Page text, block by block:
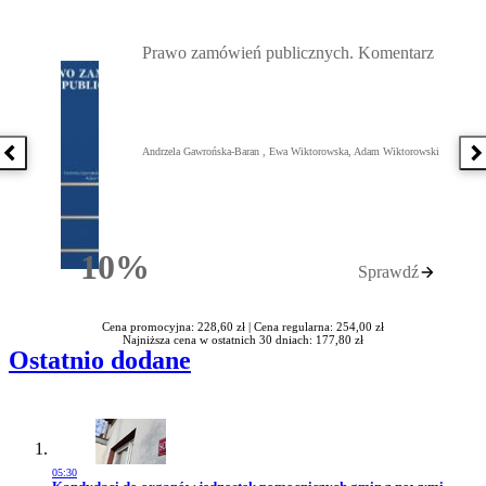
Poprzednia książka
10%Rabatu
Prawo zamówień publicznych. Komentarz
Andrzela Gawrońska-Baran , Ewa Wiktorowska, Adam Wiktorowski
Sprawdź
Cena promocyjna: 228,60 zł | Cena regularna: 254,00 zł
Najniższa cena w ostatnich 30 dniach: 177,80 zł
Ostatnio dodane
05:30